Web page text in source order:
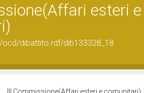
esteri e
dibattito.rdf/dib133328_18